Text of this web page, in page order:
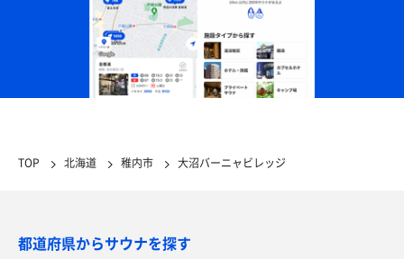
TOP 北海道 稚内市 大沼バーニャビレッジ
都道府県からサウナを探す